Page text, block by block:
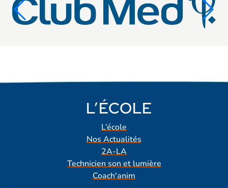
L’ÉCOLE
L’école
Nos Actualités
2A-LA
Technicien son et lumière
Coach'anim